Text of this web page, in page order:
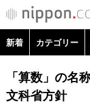
新着 カテゴリー
政治・外交
経済・ビジネス
「算数」の名
文科省方針